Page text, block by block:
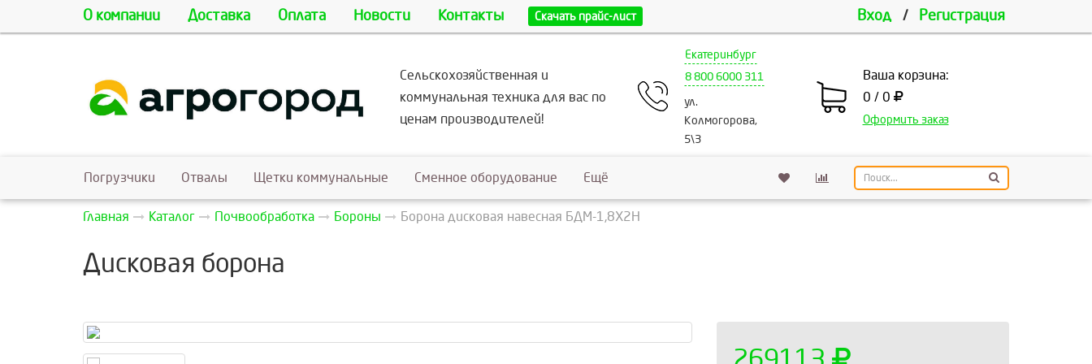
О компании Доставка Оплата Новости Контакты Скачать прайс-лист Вход / Регистрация
Сельскохозяйственная и
коммунальная техника для вас по
ценам производителей!
Екатеринбург
8 800 6000 311
ул.
Колмогорова,
5\3
Ваша корзина:
0 / 0
Оформить заказ
Погрузчики Отвалы Щетки коммунальные Сменное оборудование Ещё
Главная Каталог Почвообработка Бороны Борона дисковая навесная БДМ-1,8Х2Н
Дисковая борона